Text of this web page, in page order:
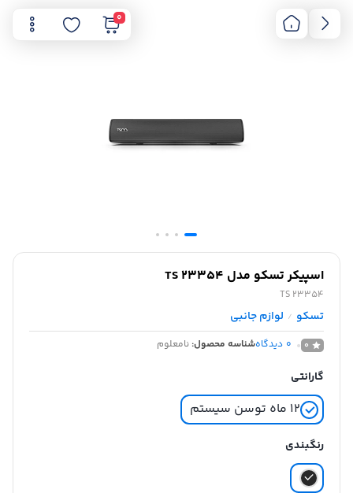
0
اسپیکر تسکو مدل TS 23354
TS 23354
تسکو / لوازم جانبی
0
0 دیدگاهشناسه محصول: نامعلوم
گارانتی
۱۲ ماه توسن سیستم
رنگبندی